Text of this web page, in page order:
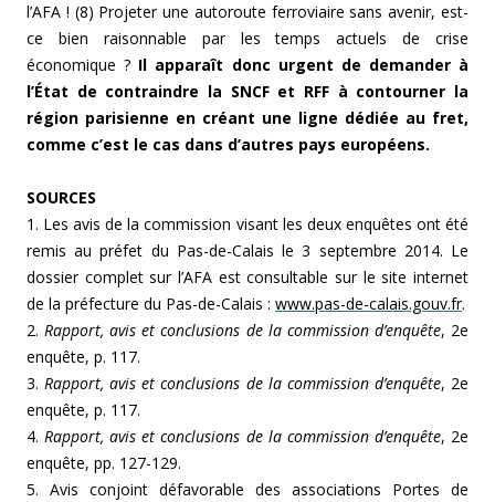
l’AFA ! (8) Projeter une autoroute ferroviaire sans avenir, est-
ce bien raisonnable par les temps actuels de crise
économique ? Il apparaît donc urgent de demander à
l’État de contraindre la SNCF et RFF à contourner la
région parisienne en créant une ligne dédiée au fret,
comme c’est le cas dans d’autres pays européens.
SOURCES
1. Les avis de la commission visant les deux enquêtes ont été
remis au préfet du Pas-de-Calais le 3 septembre 2014. Le
dossier complet sur l’AFA est consultable sur le site internet
de la préfecture du Pas-de-Calais : www.pas-de-calais.gouv.fr.
2.Rapport, avis et conclusions de la commission d’enquête, 2e
enquête, p. 117.
3.Rapport, avis et conclusions de la commission d’enquête, 2e
enquête, p. 117.
4.Rapport, avis et conclusions de la commission d’enquête, 2e
enquête, pp. 127-129.
5. Avis conjoint défavorable des associations Portes de